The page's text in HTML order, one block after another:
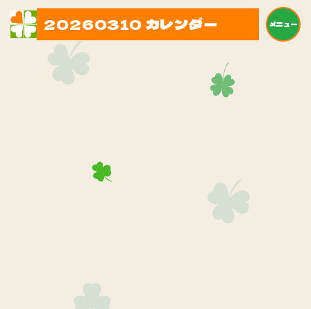
20260310 カレンダー メニュー